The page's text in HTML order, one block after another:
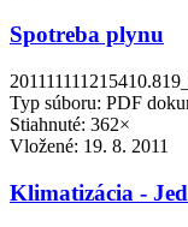
Spotreba plynu
Typ súboru: PDF
Stiahnuté: 362×
Vložené: 19. 8. 2011
Klimatizácia -